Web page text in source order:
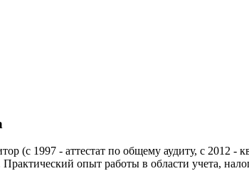
(c 1997 - аттестат по общему аудиту, c 2012
опыт работы в области учета,